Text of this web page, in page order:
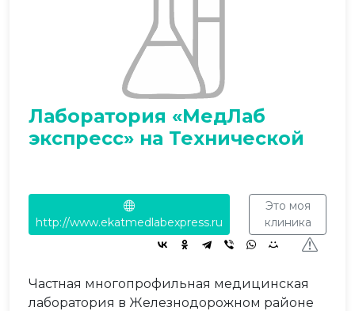
Лаборатория «МедЛаб
экспресс» на Технической
http://www.ekatmedlabexpress.ru
Это моя
клиника
Частная многопрофильная медицинская
лаборатория в Железнодорожном районе